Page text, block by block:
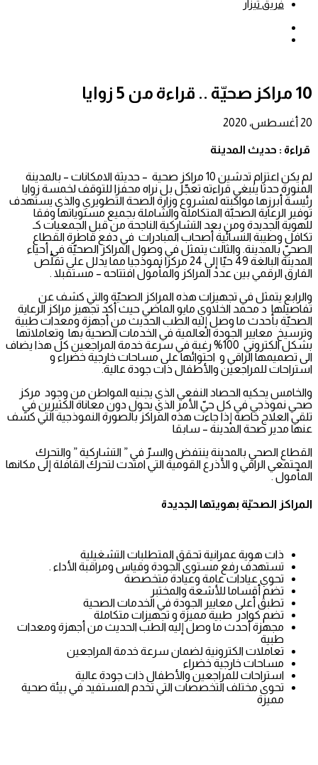
فريق تيزار
10 مراكز صحيّة .. قراءة من 5 زوايا
20 أغسطس، 2020
قراءة : حديث المدينة
لم يكن اعتزام تدشين 10 مراكز صحية – حديثة الامكانات – بالمدينة
المنورة حدثا ينبغي قراءته تعجّل بل نراه محفزا للتوقف لخمسة زوايا
رئيسة أبرزها مواكبته لمشروع وزارة الصحة التطويري والذي يستهدف
توفير الرعاية الصحبّة المتكاملة والشاملة بجميع مستوياتها وفقا
للهوية الجديدة ومن بعد التشاركية الناجحة من قبل الجمعيات كـ
تكافل وطيبة النسائية أصحاب المبادرات في دفع قاطرة القطاع
الصحيّ بالمدينة. والثالث يتمثل في وصول المراكز الصحيّة في أحياء
المدينة البالغة 49 حيّا إلى 24 مركزا نموذجيا مما يدلل على تقلّص
الفارق الرقمي بين عدد المراكز والمأمول افتتاحه – مستقبلا .
والرابع يتمثل في تجهيزات هذه المراكز الصحيّة والتي كشف عن
تفاصيلها د محمد الخلاوي مايو الماضي حيث أكد تجهيز مراكز الرعاية
الصحيّة بأحدث ما وصل إليه الطب الحديث من أجهزة ومعدات طبية
وترسيخ معايير الجودة العالمية في الخدمات الصحية بها وتعاملاتها
بشكل الكتروني 100% رغبة في سرعة خدمة المراجعين كل هذا يضاف
الى تصميمها الراقي و احتوائها على مساحات خارجية خضراء و
استراحات للمراجعين والأطفال ذات جودة عالية.
والخامس يحكيه الحصاد النفعي الذي يجنيه المواطن من وجود مركز
صحي نموذجي في كل حيّ الأمر الذي يحول دون معاناة الكثيرين في
تلقي العلاج خاصة إذا جاءت هذه المراكز بالصورة النموذجية التي كشف
عنها مدير صحة المدينة – سابقا
القطاع الصحي بالمدينة ينتفض والسرّ في ” التشاركية ” والتحرك
المجتمعي الراقي و الأذرع القومية التي امتدت لتحرك القافلة إلى مكانها
المأمول .
المراكز الصحيّة بهويتها الجديدة
ذات هوية عمرانية تحقق المتطلبات التشغيلية
تستهدف رفع مستوى الجودة وقياس ومراقبة الأداء .
تحوي عيادات عامة وعيادة متخصصة
تضم أقساما للأشعة والمختبر
تطبق أعلى معايير الجودة في الخدمات الصحية
تضم كوادر طبية مميزة و تجهيزات متكاملة
مجهزة أحدث ما وصل إليه الطب الحديث من أجهزة ومعدات
طبية
تعاملات الكترونية لضمان سرعة خدمة المراجعين
مساحات خارجية خضراء
استراحات للمراجعين والأطفال ذات جودة عالية
تحوى مختلف التخصصات التي تخدم المستفيد في بيئة صحية
مميزة